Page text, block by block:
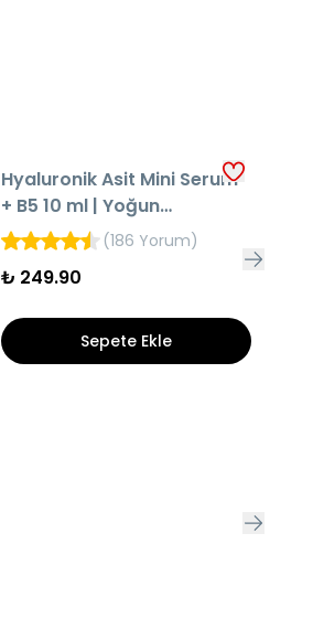
Hyaluronik Asit Mini Serum
+ B5 10 ml | Yoğun
Nemlendirici Cilt Bakım
Serumu
(186 Yorum)
₺ 249.90
Sepete Ekle